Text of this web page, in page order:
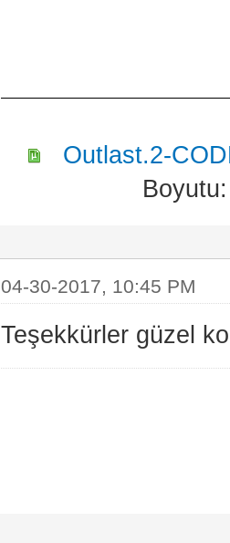
Outlast.2-
04-30-2017, 10:45 PM
Teşekkürler güzel